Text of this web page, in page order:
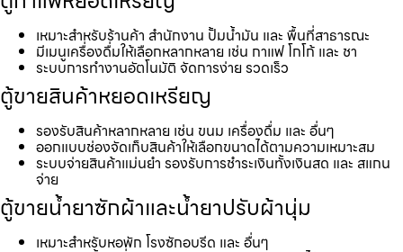
เหมาะสำหรับร้านค้า สำนักงาน ปั้มน้ำมัน และ พื้นที่สาธารณะ
มีเมนูเครื่องดื่มให้เลือกหลากหลาย เช่น กาแฟ โกโก้ และ ชา
ระบบการทำงานอัตโนมัติ จัดการง่าย รวดเร็ว
ตู้ขายสินค้าหยอดเหรียญ
รองรับสินค้าหลากหลาย เช่น ขนม เครื่องดื่ม และ อื่นๆ
ออกแบบช่องจัดเก็บสินค้าให้เลือกขนาดได้ตามความเหมาะสม
ระบบจ่ายสินค้าแม่นยำ รองรับการชำระเงินทั้งเงินสด และ สแกน
จ่าย
ตู้ขายน้ำยาซักผ้าและน้ำยาปรับผ้านุ่ม
เหมาะสำหรับหอพัก โรงซักอบรีด และ อื่นๆ